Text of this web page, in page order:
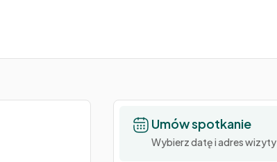
Umów spotkanie
Wybierz datę i adres wizyty